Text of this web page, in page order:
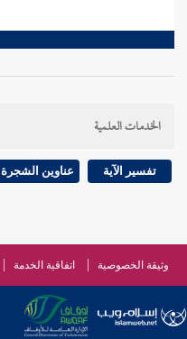
الخدمات العلمية
تفسير الآية عناوين الشجرة
وثيقة الخصوصية اتفاقية الخدمة